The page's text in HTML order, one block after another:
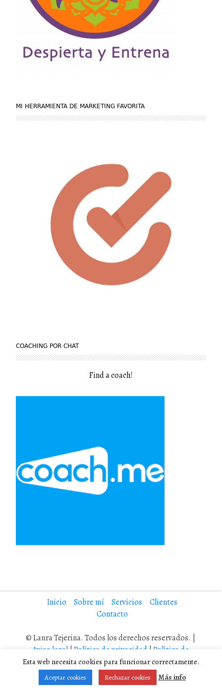
MI HERRAMIENTA DE MARKETING FAVORITA
COACHING POR CHAT
Find a coach!
Inicio Sobre mí Servicios
Clientes
Contacto
© Laura Tejerina. Todos los derechos reservados. |
Aviso legal| Política de privacidad | Política de
cookies
Diseño adaptado por Laura Tejerina a partir de Coller, un tema
Wordpress deRohit Tripathi
Esta web necesita cookies para funcionar correctamente.
Aceptar cookies Rechazar cookies Más info